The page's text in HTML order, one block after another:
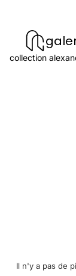
collection
Il n'y a pas de